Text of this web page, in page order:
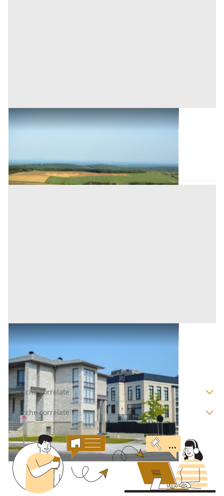
Terreni all'asta a Birori
27.000 €
Asta chiusa
Abitazione di Tipo Civile all'asta a Birori
Birori
Asta chiusa
Ricerche correlate
Ricerche correlate